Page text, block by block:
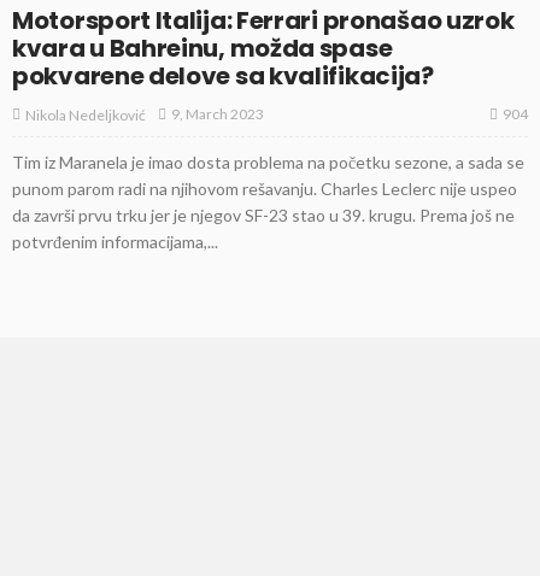
Motorsport Italija: Ferrari pronašao uzrok
kvara u Bahreinu, možda spase
pokvarene delove sa kvalifikacija?
Nikola Nedeljković 9, March 2023 904
Tim iz Maranela je imao dosta problema na početku sezone, a sada se
punom parom radi na njihovom rešavanju. Charles Leclerc nije uspeo
da završi prvu trku jer je njegov SF-23 stao u 39. krugu. Prema još ne
potvrđenim informacijama,...